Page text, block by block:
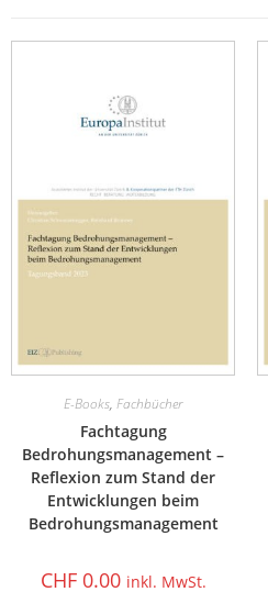
E-Books, Fachbücher
Fachtagung
Bedrohungsmanagement –
Reflexion zum Stand der
Entwicklungen beim
Bedrohungsmanagement
CHF0.00 inkl. MwSt.